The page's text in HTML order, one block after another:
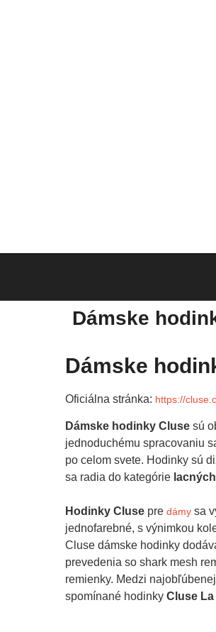
Dámske
Dámske
Oficiálna stránka: https://
Dámske hodinky Cluse sú
jednoduchému spracovaniu
po celom svete. Hodinky sú
sa radia do kategórie
Hodinky Cluse pre dámy sa
jednofarebné, s výnimkou
Cluse dámske hodinky
prevedenia so shark mesh
remienky. Medzi
spomínané hodinky Cluse